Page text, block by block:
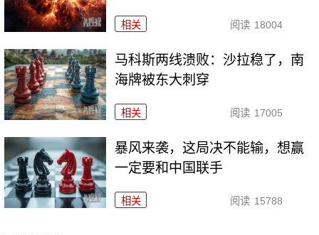
相关 阅读 18004
马科斯两线溃败：沙拉稳了，南
海牌被东大刺穿
相关 阅读 17005
暴风来袭，这局决不能输，想赢
一定要和中国联手
相关 阅读 15788